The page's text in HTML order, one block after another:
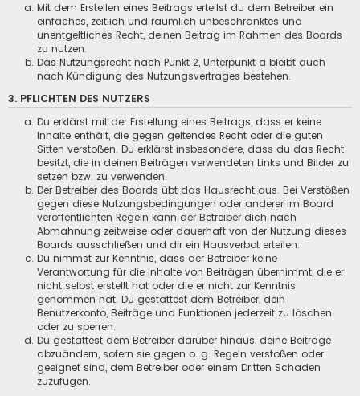
Mit dem Erstellen eines Beitrags erteilst du dem Betreiber ein
einfaches, zeitlich und räumlich unbeschränktes und
unentgeltliches Recht, deinen Beitrag im Rahmen des Boards
zu nutzen.
Das Nutzungsrecht nach Punkt 2, Unterpunkt a bleibt auch
nach Kündigung des Nutzungsvertrages bestehen.
3. PFLICHTEN DES NUTZERS
Du erklärst mit der Erstellung eines Beitrags, dass er keine
Inhalte enthält, die gegen geltendes Recht oder die guten
Sitten verstoßen. Du erklärst insbesondere, dass du das Recht
besitzt, die in deinen Beiträgen verwendeten Links und Bilder zu
setzen bzw. zu verwenden.
Der Betreiber des Boards übt das Hausrecht aus. Bei Verstößen
gegen diese Nutzungsbedingungen oder anderer im Board
veröffentlichten Regeln kann der Betreiber dich nach
Abmahnung zeitweise oder dauerhaft von der Nutzung dieses
Boards ausschließen und dir ein Hausverbot erteilen.
Du nimmst zur Kenntnis, dass der Betreiber keine
Verantwortung für die Inhalte von Beiträgen übernimmt, die er
nicht selbst erstellt hat oder die er nicht zur Kenntnis
genommen hat. Du gestattest dem Betreiber, dein
Benutzerkonto, Beiträge und Funktionen jederzeit zu löschen
oder zu sperren.
Du gestattest dem Betreiber darüber hinaus, deine Beiträge
abzuändern, sofern sie gegen o. g. Regeln verstoßen oder
geeignet sind, dem Betreiber oder einem Dritten Schaden
zuzufügen.